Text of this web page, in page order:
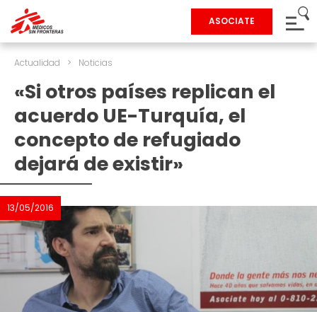
ASOCIATE
Actualidad > Noticias
«Si otros países replican el
acuerdo UE-Turquía, el
concepto de refugiado
dejará de existir»
13/05/2016